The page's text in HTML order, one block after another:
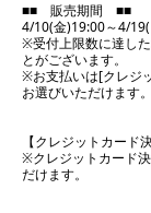
■■ 販売期間 ■■
4/10(金)19:00～4/19(
※受付上限数に達し
とがございます。
※お支払いは[クレジ
お選びいただけます。
【クレジットカード
※クレジットカード
だけます。